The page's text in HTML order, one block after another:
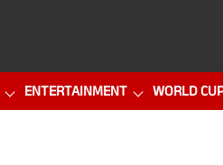
ENTERTAINMENT WORLD